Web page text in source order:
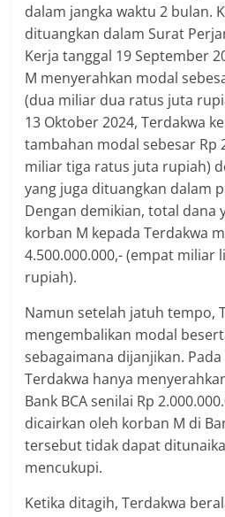
dalam jangka waktu 2 bulan.
dituangkan dalam Surat
Kerja tanggal 19 September
M menyerahkan modal
(dua miliar dua ratus juta
13 Oktober 2024, Terdakwa
tambahan modal sebesar Rp
miliar tiga ratus juta rupiah)
yang juga dituangkan dalam
Dengan demikian, total dana
korban M kepada Terdakwa
4.500.000.000,- (empat miliar
rupiah).
Namun setelah jatuh tempo,
mengembalikan modal
sebagaimana dijanjikan.
Terdakwa hanya
Bank BCA senilai Rp
dicairkan oleh korban M di
tersebut tidak dapat
mencukupi.
Ketika ditagih, Terdakwa